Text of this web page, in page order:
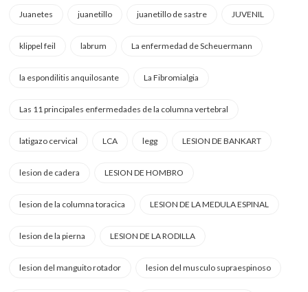
Juanetes juanetillo juanetillo de sastre JUVENIL
klippel feil labrum La enfermedad de Scheuermann
la espondilitis anquilosante La Fibromialgia
Las 11 principales enfermedades de la columna vertebral
latigazo cervical LCA legg LESION DE BANKART
lesion de cadera LESION DE HOMBRO
lesion de la columna toracica LESION DE LA MEDULA ESPINAL
lesion de la pierna LESION DE LA RODILLA
lesion del manguito rotador lesion del musculo supraespinoso